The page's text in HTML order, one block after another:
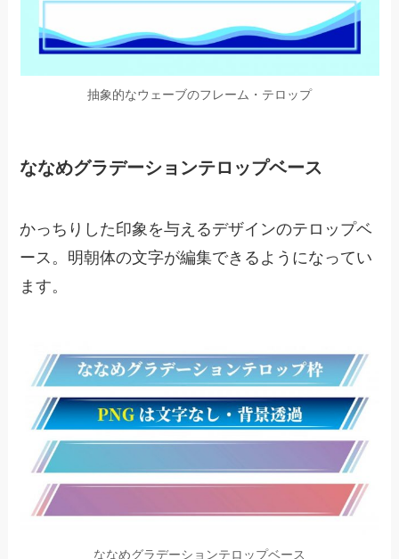
抽象的なウェーブのフレーム・テロップ
ななめグラデーションテロップベース
かっちりした印象を与えるデザインのテロップベ
ース。明朝体の文字が編集できるようになってい
ます。
ななめグラデーションテロップベース